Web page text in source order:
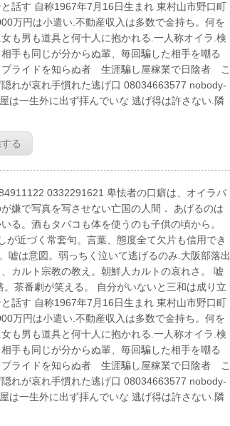
話す 自称1967年7月16日生まれ 東村山市野口町
万円は小遣い.不動産収入は多数で金持ち。何を
も男も道具と何十人に抱かれる.一人称オイラ.検
手も同じが分からぬ輩、毎回騙した相手を嘲る
ライドを知らぬ者 生涯騙し屋稼業で日陰者 こ
れが哀れ手慣れた逃げ口 08034663577 nobody-
は一生外に出ず拝んでいな 逃げ得は許さない.隣
る
0332291621 卑怯者の口癖は、オイラバ
嫌で写真を写させない亡国の人間． あげるのは
る。酒もタバコも体を使うのも子供の頃から。
近づく常套句。言葉、態度全て欠片も信用でき
嘘は意図。弱っちく泣いて逃げるのみ.大阪部落出
カルト宗教の教え。朝鮮人カルトの哀れさ。 嘘
茶番劇が笑える。 自分がいないと三和は成り立
話す 自称1967年7月16日生まれ 東村山市野口町
万円は小遣い.不動産収入は多数で金持ち。何を
も男も道具と何十人に抱かれる.一人称オイラ.検
手も同じが分からぬ輩、毎回騙した相手を嘲る
ライドを知らぬ者 生涯騙し屋稼業で日陰者 こ
れが哀れ手慣れた逃げ口 08034663577 nobody-
は一生外に出ず拝んでいな 逃げ得は許さない.隣